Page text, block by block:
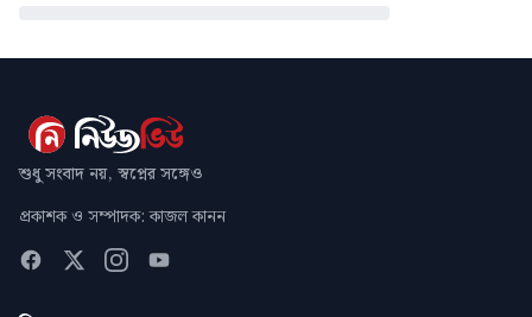
শুধু সংবাদ নয়, স্বপ্নের সঙ্গেও
প্রকাশক ও সম্পাদক: কাজল কানন